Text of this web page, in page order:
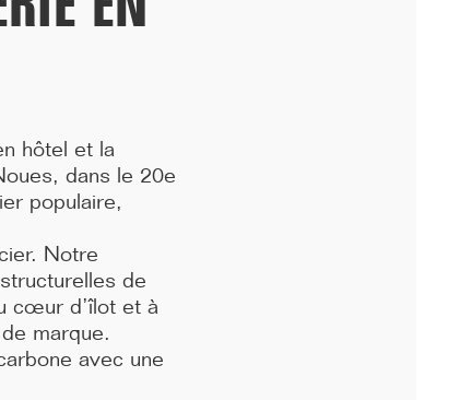
: 250 LOGEMENTS ÉTUDIANTS,
hôtel et la
dans le 20e
populaire,
Notre
de
cœur d’îlot et à
marque.
avec une